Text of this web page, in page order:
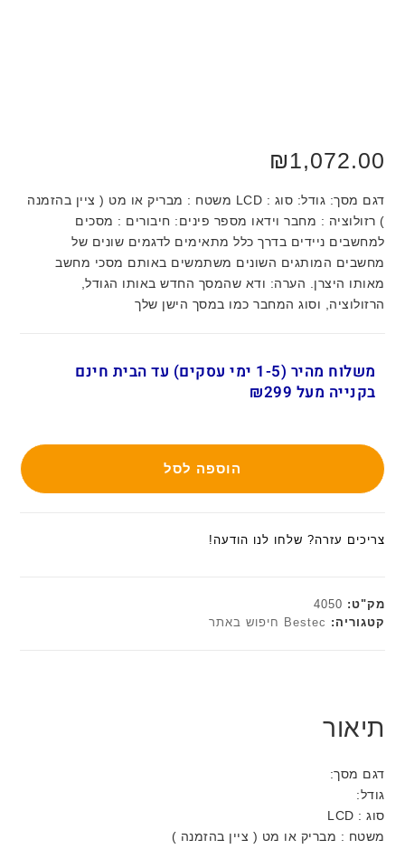
₪1,072.00
דגם מסך: גודל: סוג : LCD משטח : מבריק או מט ( ציין בהזמנה
) רזולוציה : מחבר וידאו מספר פינים: חיבורים : מסכים
למחשבים ניידים בדרך כלל מתאימים לדגמים שונים של
מחשבים המותגים השונים משתמשים באותם מסכי מחשב
מאותו היצרן. הערה: ודא שהמסך החדש באותו הגודל,
הרזולוציה, וסוג המחבר כמו במסך הישן שלך
משלוח מהיר (1-5 ימי עסקים) עד הבית חינם
בקנייה מעל ₪299
הוספה לסל
צריכים עזרה? שלחו לנו הודעה!
מק"ט: 4050
קטגוריה: Bestec חיפוש באתר
תיאור
דגם מסך:
גודל:
סוג : LCD
משטח : מבריק או מט ( ציין בהזמנה )